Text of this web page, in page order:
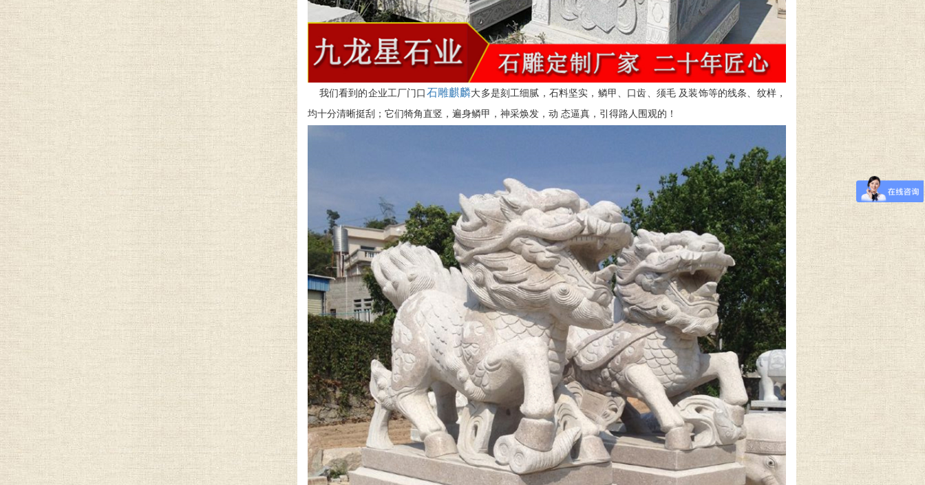
我们看到的企业工厂门口石雕麒麟大多是刻工细腻，石料坚实，鳞甲、口齿、须毛 及装饰等的线条、纹样，
均十分清晰挺刮；它们犄角直竖，遍身鳞甲，神采焕发，动 态逼真，引得路人围观的！